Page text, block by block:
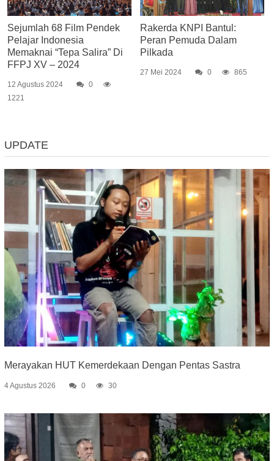
Sejumlah 68 Film Pendek
Pelajar Indonesia
Memaknai “Tepa Salira” Di
FFPJ XV – 2024
12 Agustus 2024
0
1221
Rakerda KNPI Bantul:
Peran Pemuda Dalam
Pilkada
27 Mei 2024 0 865
UPDATE
Merayakan HUT Kemerdekaan Dengan Pentas Sastra
4 Agustus 2026 0 30